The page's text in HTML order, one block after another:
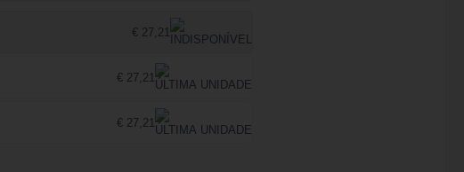
€ 27,21
€ 27,21
€ 27,21